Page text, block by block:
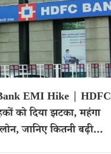
EMI Hike | HDFC
को दिया झटका, महंगा
जानिए कितनी बढ़ी